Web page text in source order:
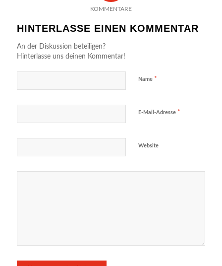
KOMMENTARE
HINTERLASSE EINEN KOMMENTAR
An der Diskussion beteiligen?
Hinterlasse uns deinen Kommentar!
Name *
E-Mail-Adresse *
Website